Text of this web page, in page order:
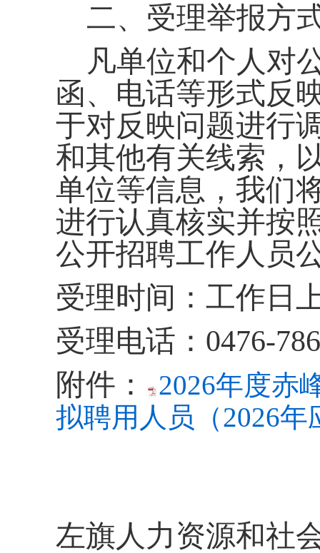
二、受理举报方
凡单位和个人对
函、电话等形式反
于对反映问题进行
和其他有关线索，
单位等信息，我们
进行认真核实并按
公开招聘工作人员
受理时间：工作日
受理电话： 0476-
附件：
2026年度赤
拟聘用人员（2026
左旗人力资源和社